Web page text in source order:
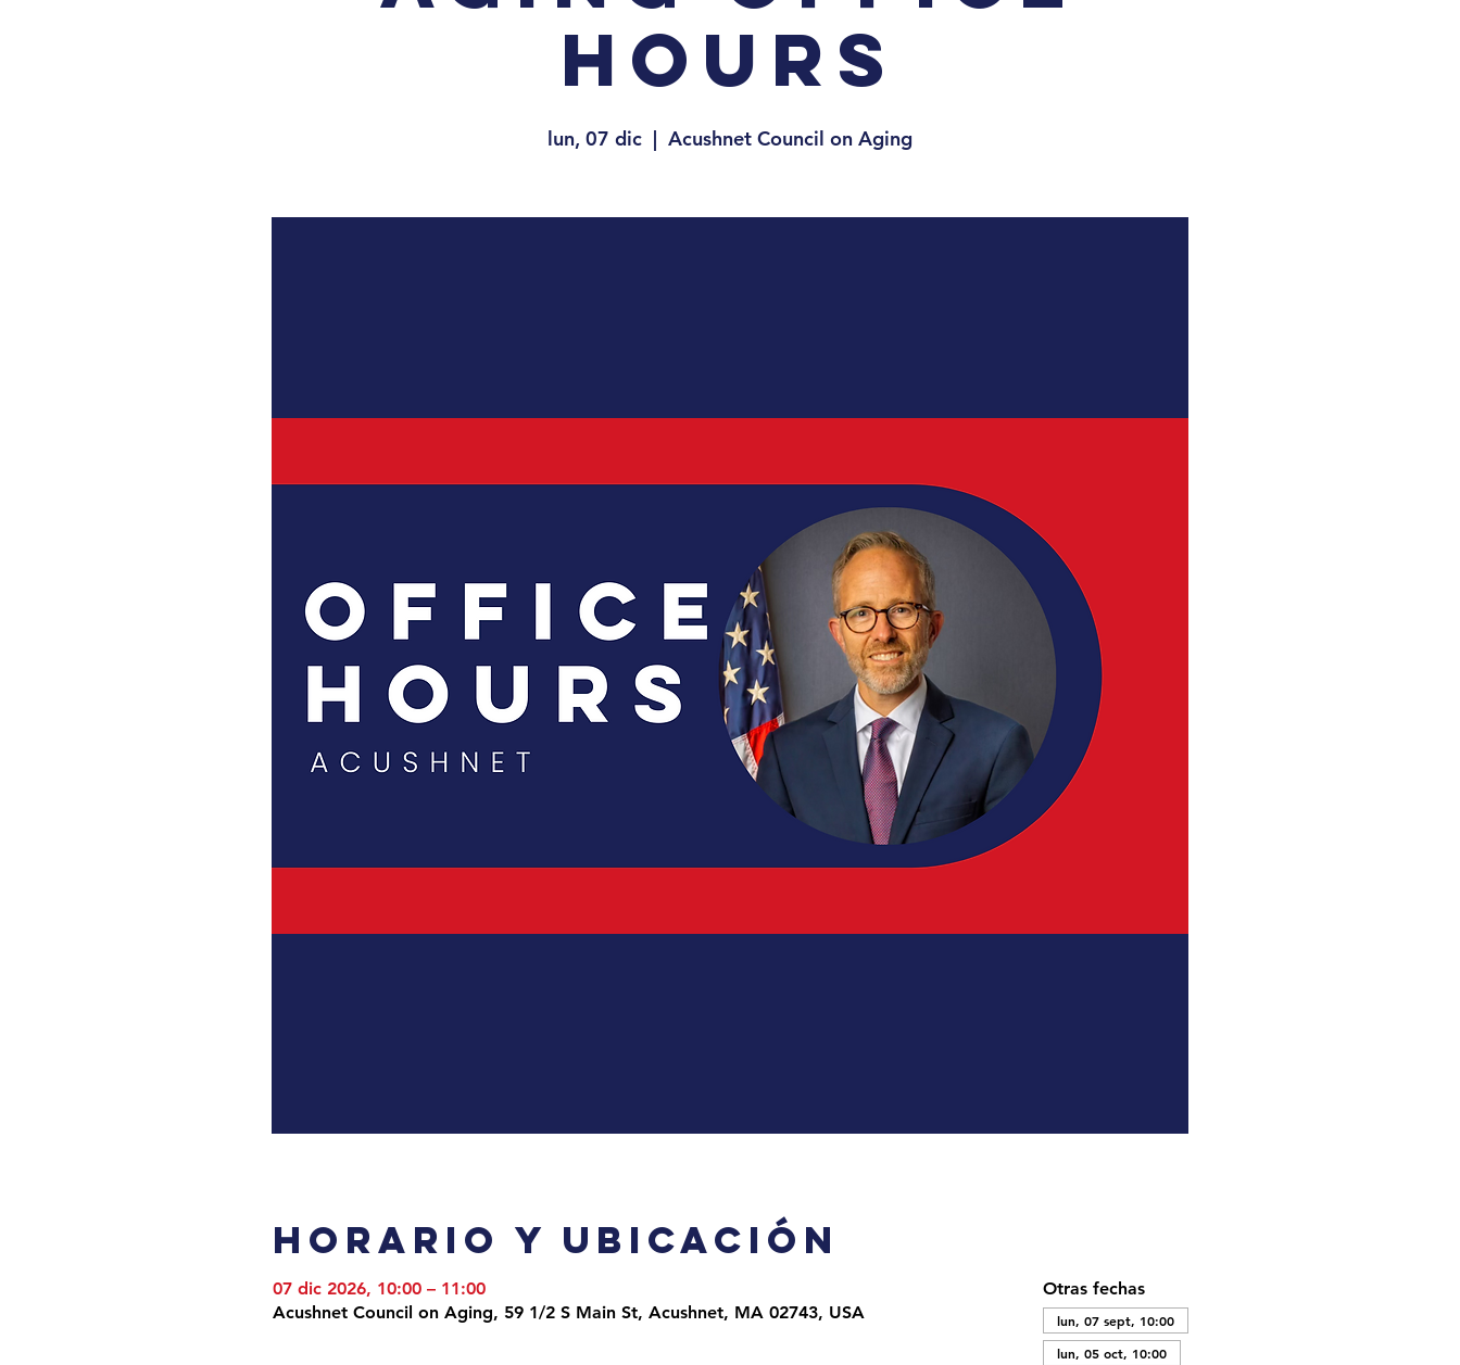
Hours
lun, 07 dic
  |
Acushnet Council on Aging
Horario y ubicación
07 dic 2026, 10:00 – 11:00
Acushnet Council on Aging, 59 1/2 S Main St, Acushnet, MA 02743, USA
Otras fechas
lun, 07 sept, 10:00
lun, 05 oct, 10:00